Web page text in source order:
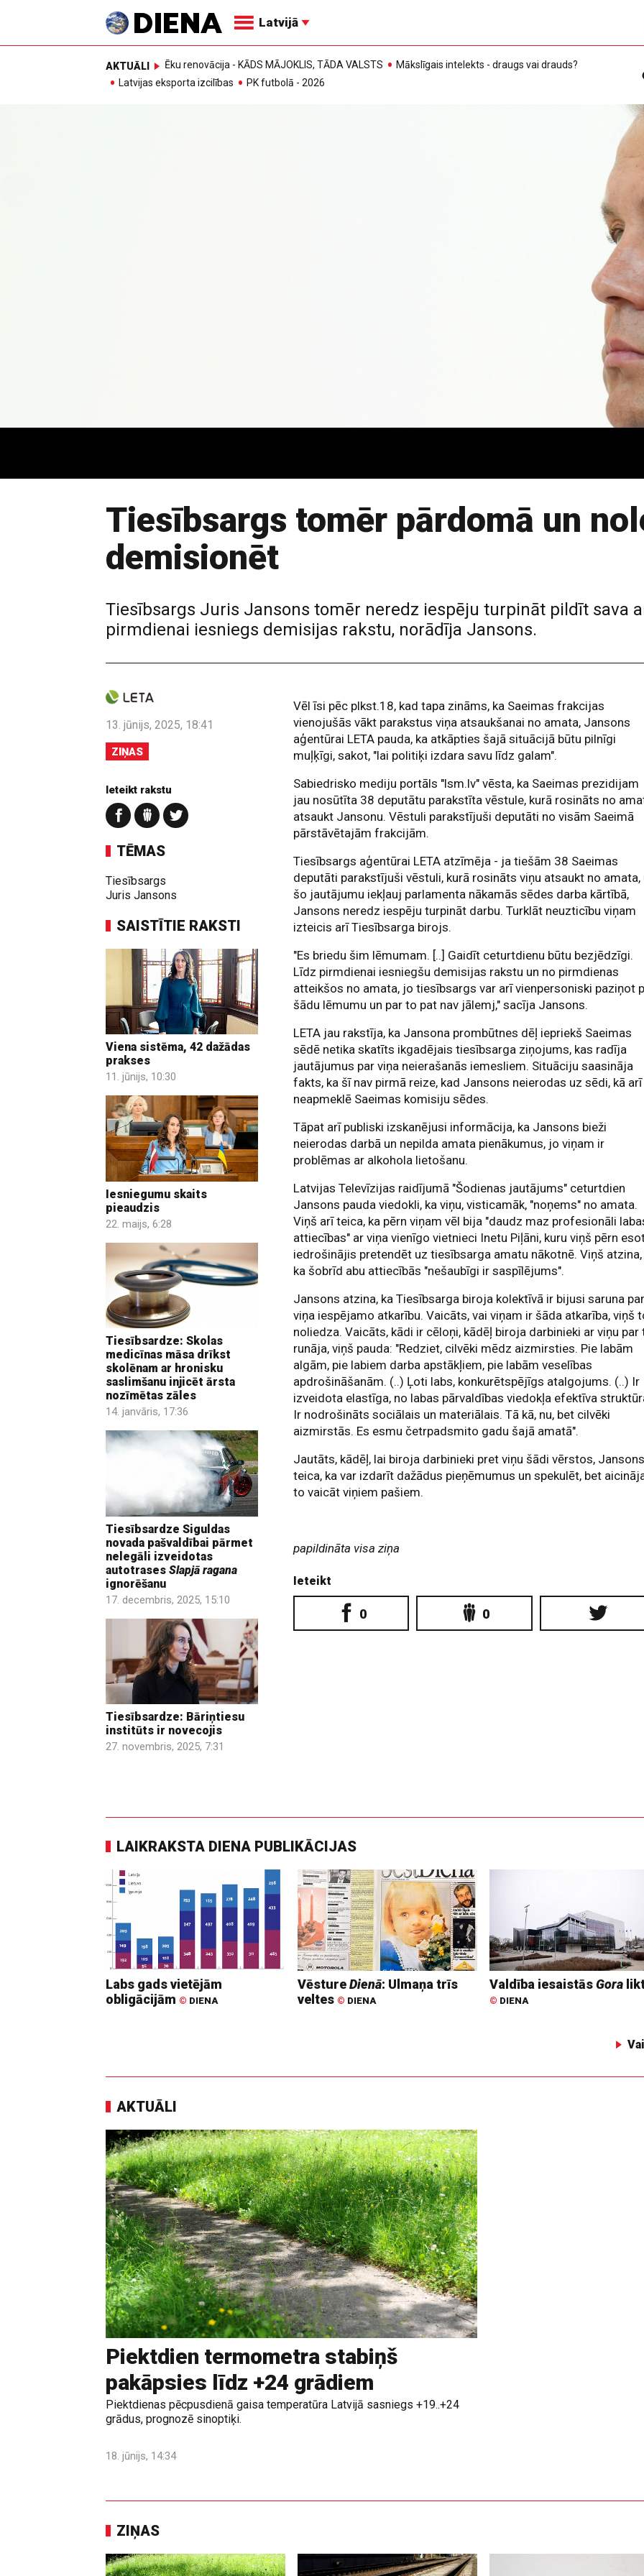
Latvijā
AKTUĀLI Ēku renovācija - KĀDS MĀJOKLIS, TĀDA VALSTS
Mākslīgais intelekts - draugs vai drauds?
Latvijas eksporta izcilības
PK futbolā - 2026
Tiesībsargs tomēr pārdomā un
demisionēt
Tiesībsargs Juris Jansons tomēr neredz iespēju turpināt pildīt sava
pirmdienai iesniegs demisijas rakstu, norādīja Jansons.
13. jūnijs, 2025, 18:41
ZIŅAS
Ieteikt rakstu
TĒMAS
Tiesībsargs
Juris Jansons
SAISTĪTIE RAKSTI
Viena sistēma, 42 dažādas
prakses
11. jūnijs, 10:30
Iesniegumu skaits
pieaudzis
22. maijs, 6:28
Tiesībsardze: Skolas
medicīnas māsa drīkst
skolēnam ar hronisku
saslimšanu injicēt ārsta
nozīmētas zāles
14. janvāris, 17:36
Tiesībsardze Siguldas
novada pašvaldībai pārmet
nelegāli izveidotas
autotrases Slapjā ragana
ignorēšanu
17. decembris, 2025, 15:10
Tiesībsardze: Bāriņtiesu
institūts ir novecojis
27. novembris, 2025, 7:31
Vēl īsi pēc plkst.18, kad tapa zināms, ka Saeimas frakcijas
vienojušās vākt parakstus viņa atsaukšanai no amata, Jansons
aģentūrai LETA pauda, ka atkāpties šajā situācijā būtu pilnīgi
muļķīgi, sakot, "lai politiķi izdara savu līdz galam".
Sabiedrisko mediju portāls "lsm.lv" vēsta, ka Saeimas prezidijam
jau nosūtīta 38 deputātu parakstīta vēstule, kurā rosināts no
atsaukt Jansonu. Vēstuli parakstījuši deputāti no visām Saeimā
pārstāvētajām frakcijām.
Tiesībsargs aģentūrai LETA atzīmēja - ja tiešām 38 Saeimas
deputāti parakstījuši vēstuli, kurā rosināts viņu atsaukt no amata,
šo jautājumu iekļauj parlamenta nākamās sēdes darba kārtībā,
Jansons neredz iespēju turpināt darbu. Turklāt neuzticību viņam
izteicis arī Tiesībsarga birojs.
"Es briedu šim lēmumam. [..] Gaidīt ceturtdienu būtu bezjēdzīgi.
Līdz pirmdienai iesniegšu demisijas rakstu un no pirmdienas
atteikšos no amata, jo tiesībsargs var arī vienpersoniski paziņot
šādu lēmumu un par to pat nav jālemj," sacīja Jansons.
LETA jau rakstīja, ka Jansona prombūtnes dēļ iepriekš Saeimas
sēdē netika skatīts ikgadējais tiesībsarga ziņojums, kas radīja
jautājumus par viņa neierašanās iemesliem. Situāciju saasināja
fakts, ka šī nav pirmā reize, kad Jansons neierodas uz sēdi, kā arī
neapmeklē Saeimas komisiju sēdes.
Tāpat arī publiski izskanējusi informācija, ka Jansons bieži
neierodas darbā un nepilda amata pienākumus, jo viņam ir
problēmas ar alkohola lietošanu.
Latvijas Televīzijas raidījumā "Šodienas jautājums" ceturtdien
Jansons pauda viedokli, ka viņu, visticamāk, "noņems" no amata.
Viņš arī teica, ka pērn viņam vēl bija "daudz maz profesionāli
attiecības" ar viņa vienīgo vietnieci Inetu Piļāni, kuru viņš pērn
iedrošinājis pretendēt uz tiesībsarga amatu nākotnē. Viņš atzina,
ka šobrīd abu attiecībās "nešaubīgi ir saspīlējums".
Jansons atzina, ka Tiesībsarga biroja kolektīvā ir bijusi saruna par
viņa iespējamo atkarību. Vaicāts, vai viņam ir šāda atkarība, viņš
noliedza. Vaicāts, kādi ir cēloņi, kādēļ biroja darbinieki ar viņu par
runāja, viņš pauda: "Redziet, cilvēki mēdz aizmirsties. Pie labām
algām, pie labiem darba apstākļiem, pie labām veselības
apdrošināšanām. (..) Ļoti labs, konkurētspējīgs atalgojums. (..) Ir
izveidota elastīga, no labas pārvaldības viedokļa efektīva
Ir nodrošināts sociālais un materiālais. Tā kā, nu, bet cilvēki
aizmirstās. Es esmu četrpadsmito gadu šajā amatā".
Jautāts, kādēļ, lai biroja darbinieki pret viņu šādi vērstos, Jansons
teica, ka var izdarīt dažādus pieņēmumus un spekulēt, bet
to vaicāt viņiem pašiem.
papildināta visa ziņa
Ieteikt
0 0
LAIKRAKSTA DIENA PUBLIKĀCIJAS
Labs gads vietējām
obligācijām © DIENA
VēstureDienā: Ulmaņa trīs
veltes © DIENA
Valdība iesaistāsGora
© DIENA
AKTUĀLI
Piektdien termometra stabiņš
pakāpsies līdz +24 grādiem
Piektdienas pēcpusdienā gaisa temperatūra Latvijā sasniegs +19..+24
grādus, prognozē sinoptiķi.
18. jūnijs, 14:34
ZIŅAS